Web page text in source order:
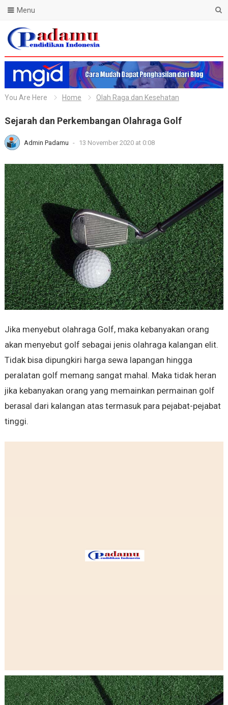
Blog Padamu
Menu
You Are Here Home Olah Raga dan Kesehatan
Sejarah dan Perkembangan Olahraga Golf
Admin Padamu - 13 November 2020 at 0:08
Jika menyebut olahraga Golf, maka kebanyakan orang
akan menyebut golf sebagai jenis olahraga kalangan elit.
Tidak bisa dipungkiri harga sewa lapangan hingga
peralatan golf memang sangat mahal. Maka tidak heran
jika kebanyakan orang yang memainkan permainan golf
berasal dari kalangan atas termasuk para pejabat-pejabat
tinggi.